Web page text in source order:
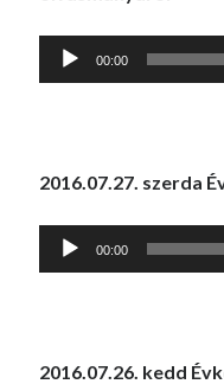
Audió
00:00
2016.07.27. szerda
Audió
00:00
2016.07.26. kedd